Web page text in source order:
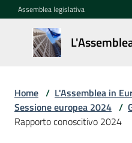
Vai al contenuto
Vai alla navigazione
Vai al footer
Assemblea legislativa
L'Assemblea
in Europa
Cos'è
la
Home / L'Assemblea in
Sessione europea 2024 /
Rapporto conoscitivo 2024